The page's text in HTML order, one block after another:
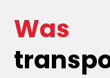
Was